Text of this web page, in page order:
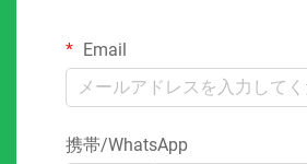
Email
携帯/WhatsApp